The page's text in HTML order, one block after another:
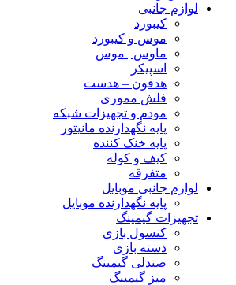
لوازم جانبی
کیبورد
موس و کیبورد
ماوس | موس
اسپیکر
هدفون – هدست
فلش مموری
مودم و تجهیزات شبکه
پایه نگهدارنده مانیتور
پایه خنک کننده
کیف و کوله
متفرقه
لوازم جانبی موبایل
پایه نگهدارنده موبایل
تجهیزات گیمینگ
کنسول بازی
دسته بازی
صندلی گیمینگ
میز گیمینگ